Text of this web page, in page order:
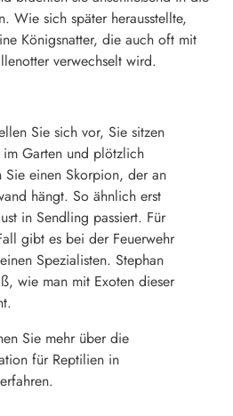
Wie sich später herausstellte,
Königsnatter, die auch oft mit
verwechselt wird.
Sie sich vor, Sie sitzen
Garten und plötzlich
Sie einen Skorpion, der an
hängt. So ähnlich erst
in Sendling passiert. Für
gibt es bei der Feuerwehr
Spezialisten. Stephan
wie man mit Exoten dieser
Sie mehr über die
für Reptilien in